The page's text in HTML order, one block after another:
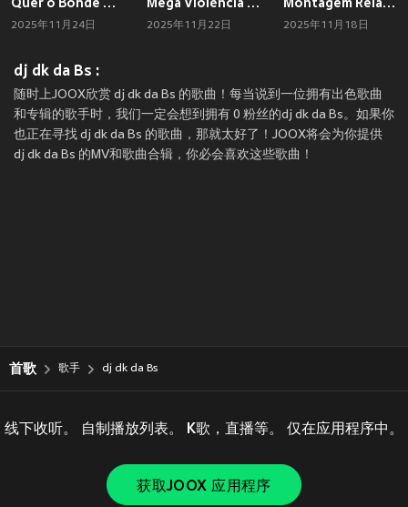
2025年11月24日 2025年11月22日 2025年11月18日
dj dk da Bs :
随时上JOOX欣赏 dj dk da Bs 的歌曲！每当说到一位拥有出色歌曲
和专辑的歌手时，我们一定会想到拥有 0 粉丝的dj dk da Bs。如果你
也正在寻找 dj dk da Bs 的歌曲，那就太好了！JOOX将会为你提供
dj dk da Bs 的MV和歌曲合辑，你必会喜欢这些歌曲！
首歌 歌手 dj dk da Bs
线下收听。 自制播放列表。 K歌，直播等。 仅在应用程序中。
获取JOOX 应用程序